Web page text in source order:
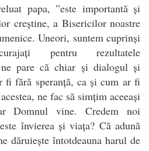
papa, ”este importantă și
creștine, a Bisericilor noastre
Uneori, suntem cuprinși
pentru rezultatele
pare că chiar și dialogul și
fi fără speranță, ca și cum ar fi
ne fac să simțim aceeași
Domnul vine. Credem noi
învierea și viața? Că adună
dăruiește întotdeauna harul de